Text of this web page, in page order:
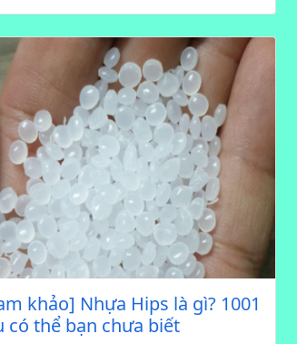
khảo] Nhựa Hips là gì? 1001
có thể bạn chưa biết